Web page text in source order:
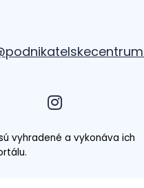
vyhradené a vykonáva ich